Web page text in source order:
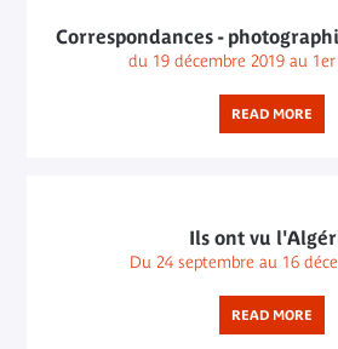
Correspondances -
du 19 décembre 2019 au
READ MORE
Ils ont vu
Du 24 septembre au 16
READ MORE